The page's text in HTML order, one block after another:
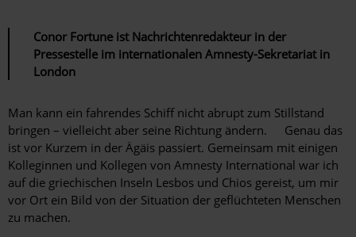
Conor Fortune ist Nachrichtenredakteur in der
Pressestelle im internationalen Amnesty-Sekretariat in
London
Man kann ein fahrendes Schiff nicht abrupt zum Stillstand
bringen – vielleicht aber seine Richtung ändern. Genau das
ist vor Kurzem in der Ägäis passiert. Gemeinsam mit einigen
Kolleginnen und Kollegen von Amnesty International war ich
auf die griechischen Inseln Lesbos und Chios gereist, um mir
vor Ort ein Bild von der Situation der geflüchteten Menschen
zu machen.